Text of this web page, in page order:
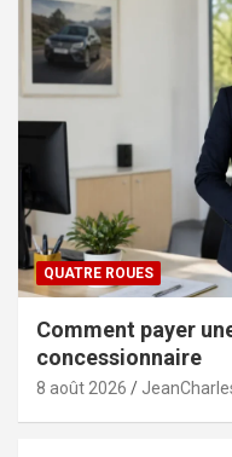
QUATRE ROUES
Comment payer
concessionnaire
8 août 2026